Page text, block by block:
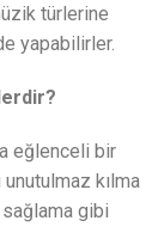
türlerine
yapabilirler.
eğlenceli bir
kılma
gibi